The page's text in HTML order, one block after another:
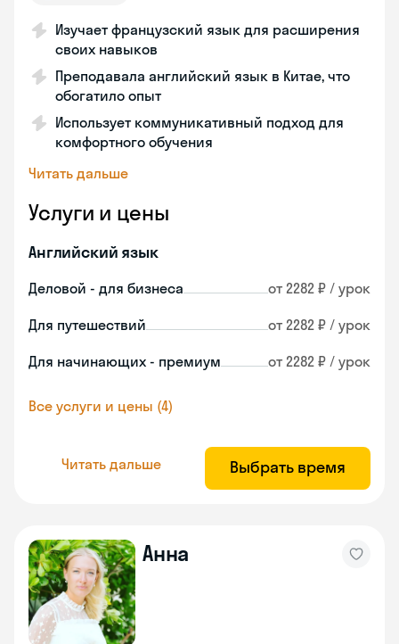
Изучает французский язык для расширения
своих навыков
Преподавала английский язык в Китае, что
обогатило опыт
Использует коммуникативный подход для
комфортного обучения
Читать дальше
Услуги и цены
Английский язык
Деловой - для бизнеса от 2282 ₽ / урок
Для путешествий от 2282 ₽ / урок
Для начинающих - премиум от 2282 ₽ / урок
Все услуги и цены (4)
Читать дальше Выбрать время
Анна